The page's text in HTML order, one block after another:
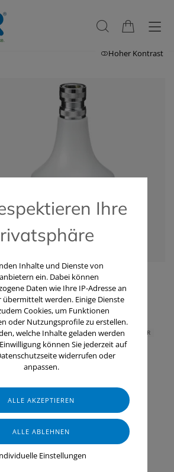
Hoher Kontrast
HAUS & HEIM
GERÄTE & ZUBEHÖR
Ihre
Inhalte und Dienste von
ein. Dabei können
Daten wie Ihre IP-Adresse an
übermittelt werden. Einige Dienste
Cookies, um Funktionen
oder Nutzungsprofile zu erstellen.
welche Inhalte geladen werden
können Sie jederzeit auf
widerrufen oder
anpassen.
Einstellungen